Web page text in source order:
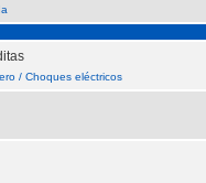
/ Choques eléctricos